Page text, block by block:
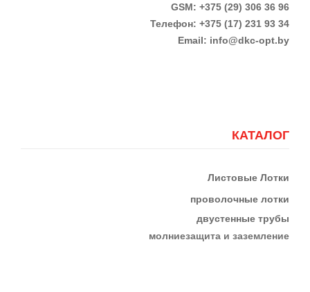
GSM: +375 (29) 306 36 96
Телефон: +375 (17) 231 93 34
Email: info@dkc-opt.by
КАТАЛОГ
Листовые Лотки
проволочные лотки
двустенные трубы
молниезащита и заземление